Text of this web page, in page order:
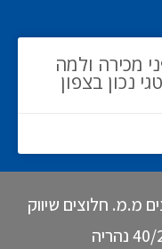
מכירה ולמה
נכון בצפון
מ.מ. חלוצים שיווק